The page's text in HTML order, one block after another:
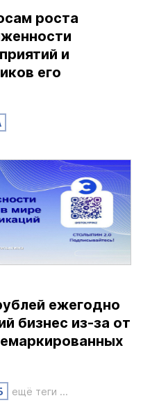
роста
и
его
ежегодно
бизнес из-за от
ещё теги ...